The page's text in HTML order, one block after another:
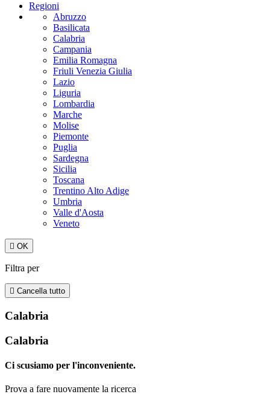
Regioni
Abruzzo
Basilicata
Calabria
Campania
Emilia Romagna
Friuli Venezia Giulia
Lazio
Liguria
Lombardia
Marche
Molise
Piemonte
Puglia
Sardegna
Sicilia
Toscana
Trentino Alto Adige
Umbria
Valle d'Aosta
Veneto
 OK
Filtra per
 Cancella tutto
Calabria
Calabria
Ci scusiamo per l'inconveniente.
Prova a fare nuovamente la ricerca